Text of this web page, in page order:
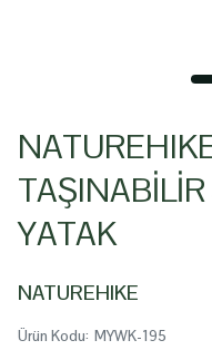
YATAK
NATUREHIKE
Ürün Kodu: MYWK-195